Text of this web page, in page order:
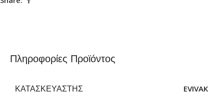
Πληροφορίες Προϊόντος
ΚΑΤΑΣΚΕΥΑΣΤΉΣ EVIVAK